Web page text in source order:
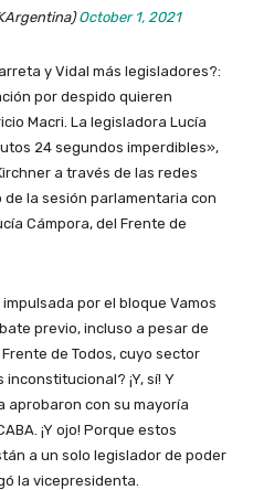
October 1, 2021
y Vidal más legisladores?:
por despido quieren
Macri. La legisladora Lucía
24 segundos imperdibles»,
a través de las redes
la sesión parlamentaria con
Cámpora, del Frente de
por el bloque Vamos
previo, incluso a pesar de
de Todos, cuyo sector
¡Y, sí! Y
aprobaron con su mayoría
¡Y ojo! Porque estos
a un solo legislador de poder
la vicepresidenta.